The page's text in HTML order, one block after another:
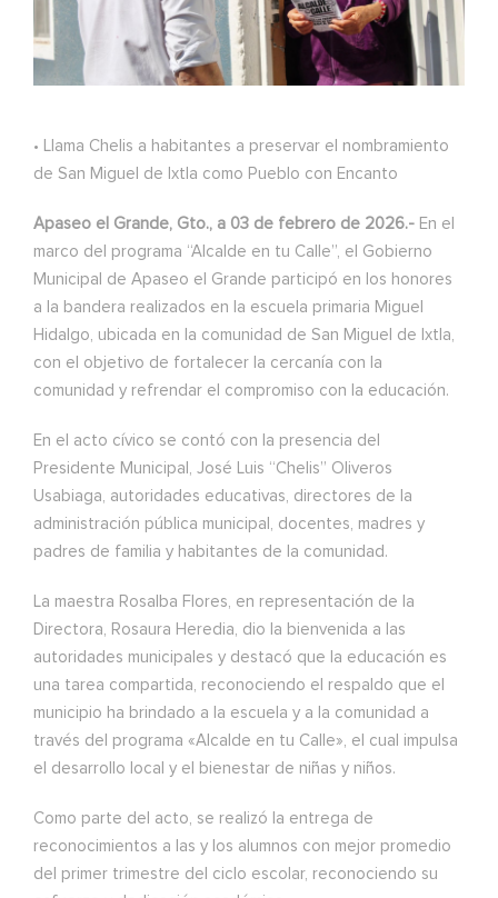
• Llama Chelis a habitantes a preservar el nombramiento
de San Miguel de Ixtla como Pueblo con Encanto
Apaseo el Grande, Gto., a 03 de febrero de 2026.- En el
marco del programa “Alcalde en tu Calle”, el Gobierno
Municipal de Apaseo el Grande participó en los honores
a la bandera realizados en la escuela primaria Miguel
Hidalgo, ubicada en la comunidad de San Miguel de Ixtla,
con el objetivo de fortalecer la cercanía con la
comunidad y refrendar el compromiso con la educación.
En el acto cívico se contó con la presencia del
Presidente Municipal, José Luis “Chelis” Oliveros
Usabiaga, autoridades educativas, directores de la
administración pública municipal, docentes, madres y
padres de familia y habitantes de la comunidad.
La maestra Rosalba Flores, en representación de la
Directora, Rosaura Heredia, dio la bienvenida a las
autoridades municipales y destacó que la educación es
una tarea compartida, reconociendo el respaldo que el
municipio ha brindado a la escuela y a la comunidad a
través del programa «Alcalde en tu Calle», el cual impulsa
el desarrollo local y el bienestar de niñas y niños.
Como parte del acto, se realizó la entrega de
reconocimientos a las y los alumnos con mejor promedio
del primer trimestre del ciclo escolar, reconociendo su